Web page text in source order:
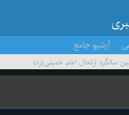
آرشیو جامع
سالگرد ارتحال امام خمینی(ره)